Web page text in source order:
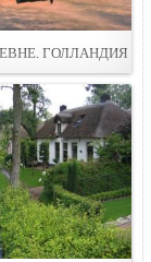
ГОЛЛАНДИЯ